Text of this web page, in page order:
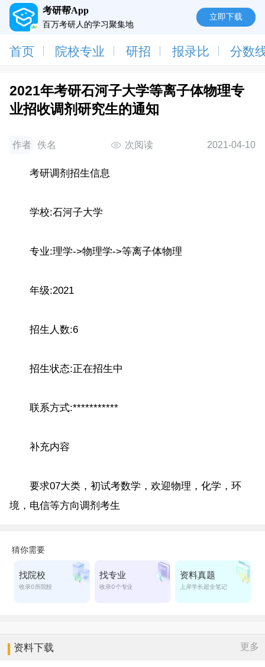
考研帮App
百万考研人的学习聚集地
立即下载
首页 院校专业 研招 报录比 分数
2021年考研石河子大学等离子体物理专
业招收调剂研究生的通知
作者 佚名 次阅读 2021-04-10
考研调剂招生信息
学校:石河子大学
专业:理学->物理学->等离子体物理
年级:2021
招生人数:6
招生状态:正在招生中
联系方式:***********
补充内容
要求07大类，初试考数学，欢迎物理，化学，环
境，电信等方向调剂考生
资料下载 更多